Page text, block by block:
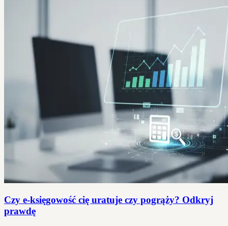
Czy e-księgowość cię uratuje czy pogrąży? Odkryj
prawdę